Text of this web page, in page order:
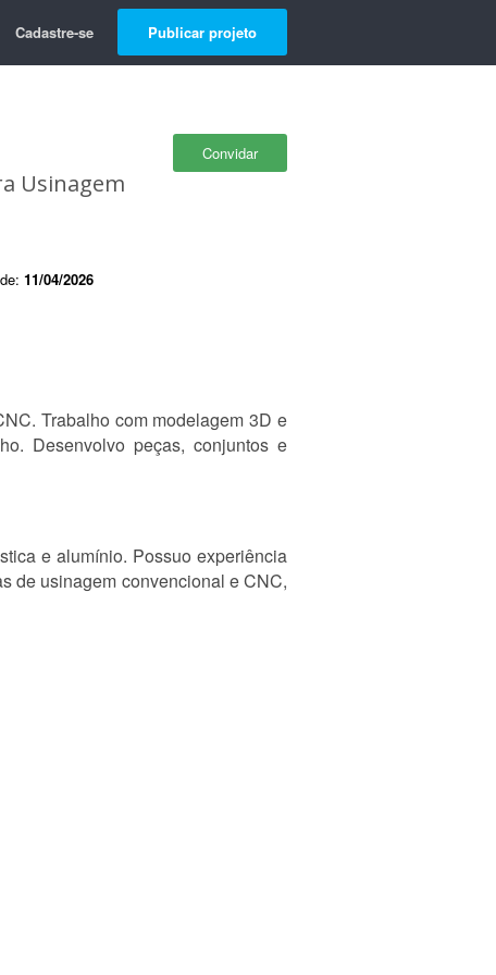
Cadastre-se Publicar projeto
Convidar
Usinagem
11/04/2026
Trabalho com modelagem 3D e
Desenvolvo peças, conjuntos e
e alumínio. Possuo experiência
de usinagem convencional e CNC,